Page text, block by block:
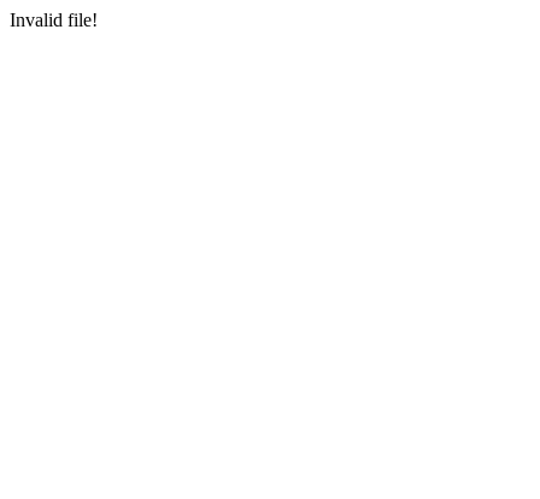
Invalid file!